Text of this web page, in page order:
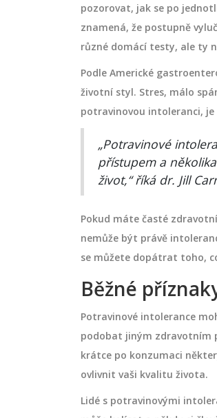
pozorovat, jak se po
znamená, že postupně
různé domácí testy, ale ty
Podle Americké
životní styl. Stres, málo
potravinovou intoleranci, je
„Potravinové
přístupem a
život,“ říká dr. Jill
Pokud máte časté
nemůže být právě
se můžete dopátrat toho,
Běžné
Potravinové intolerance
podobat jiným zdravotním
krátce po konzumaci
ovlivnit vaši kvalitu života.
Lidé s potravinovými
Výhody
byste měli
průmyslu díky
a vzhled pleti.
na to, jak
poskytuje tipy,
aby byla Vaše
července 3 2024